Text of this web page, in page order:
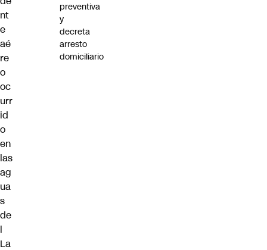
nt
e
aé
re
o
oc
urr
id
o
en
las
ag
ua
s
de
l
La
preventiva
y
decreta
arresto
domiciliario